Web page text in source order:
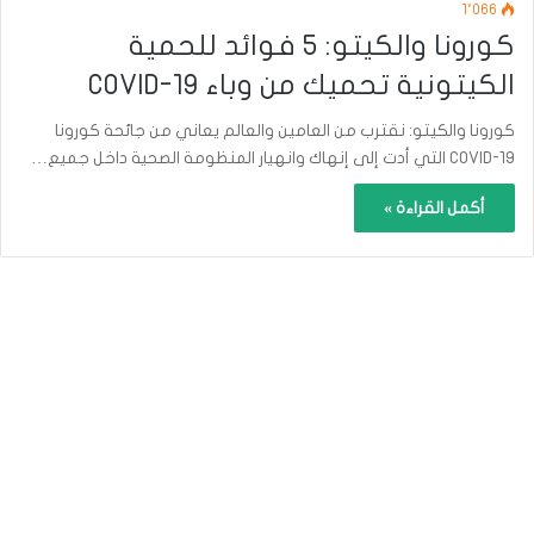
1٬066
كورونا والكيتو: 5 فوائد للحمية
الكيتونية تحميك من وباء COVID-19
كورونا والكيتو: نقترب من العامين والعالم يعاني من جائحة كورونا
COVID-19 التي أدت إلى إنهاك وانهيار المنظومة الصحية داخل جميع…
أكمل القراءة »